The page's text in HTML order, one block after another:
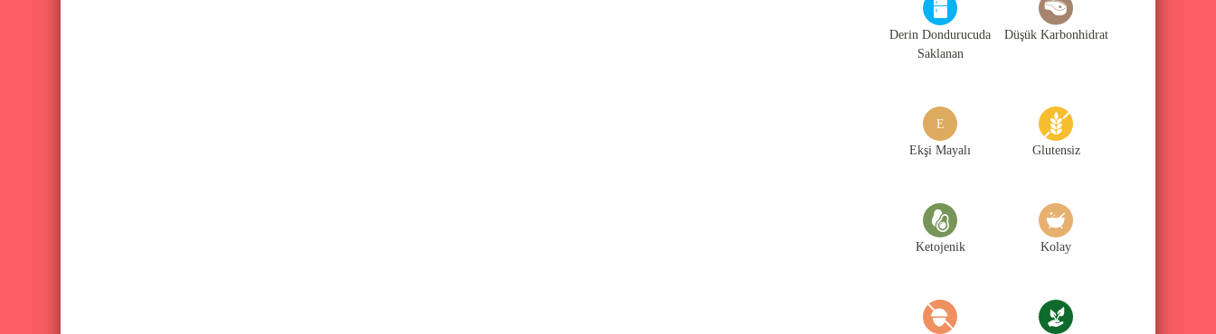
tDerin Dondurucuda
Saklanan
Düşük Karbonhidrat
E
Ekşi Mayalı Glutensiz
Ketojenik Kolay